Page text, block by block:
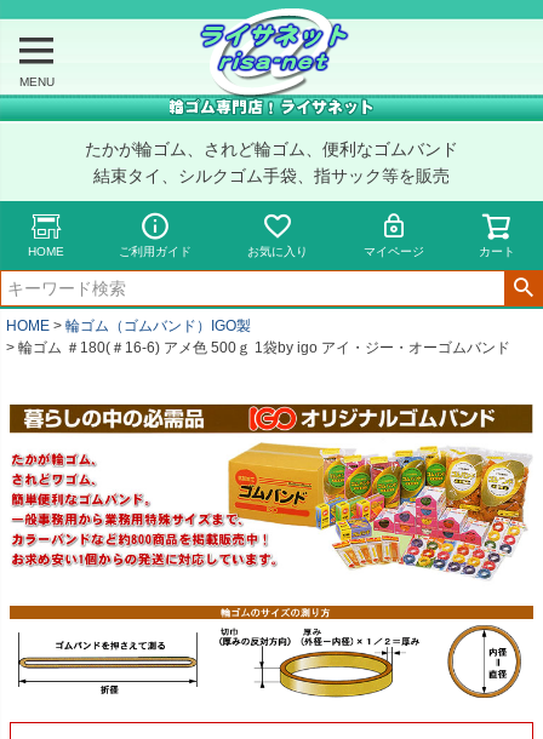
MENU
たかが輪ゴム、されど輪ゴム、便利なゴムバンド
結束タイ、シルクゴム手袋、指サック等を販売
HOME ご利用ガイド お気に入り マイページ カート
HOME
輪ゴム（ゴムバンド）IGO製
輪ゴム ＃180(＃16-6) アメ色 500ｇ 1袋by igo アイ・ジー・オーゴムバンド